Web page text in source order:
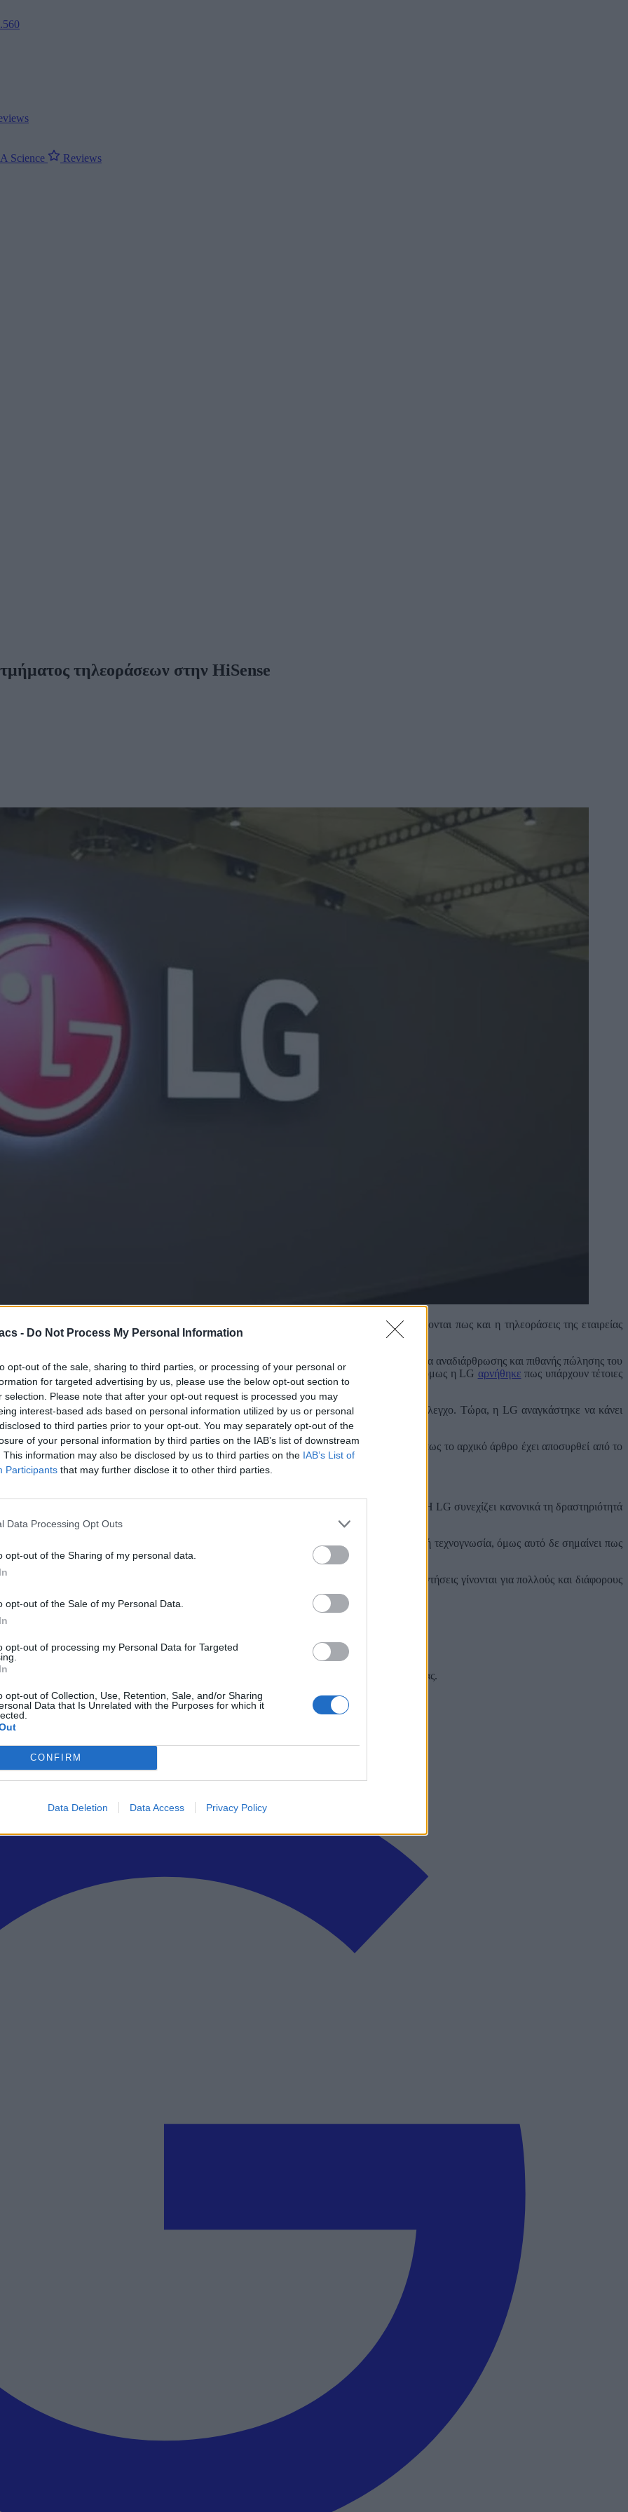
- Do Not Process My Personal Information
opt-out of the sale, sharing to third parties, or processing of your personal or
for targeted advertising by us, please use the below opt-out section to
selection. Please note that after your opt-out request is processed you may
interest-based ads based on personal information utilized by us or personal
to third parties prior to your opt-out. You may separately opt-out of the
of your personal information by third parties on the IAB’s list of downstream
This information may also be disclosed by us to third parties on the IAB’s List of
Participants that may further disclose it to other third parties.
Data Processing Opt Outs
opt-out of the Sharing of my personal data.
opt-out of the Sale of my Personal Data.
opt-out of processing my Personal Data for Targeted
opt-out of Collection, Use, Retention, Sale, and/or Sharing
Data that Is Unrelated with the Purposes for which it
CONFIRM
Data Deletion Data Access Privacy Policy
Science Reviews
τηλεοράσεων στην HiSense
για την πώληση του τμήματος τηλεοράσεων στην HiSense, με αρκετά μέσα να ισχυρίζονται πως και η τηλεοράσεις της εταιρείας
Κορέας, ανέφερε πως η LG είχε πρόσφατα συζητήσεις με την HiSense για πιθανά σχέδια αναδιάρθρωσης και πιθανής πώλησης του
της LG και στελέχη της HiSense συναντήθηκαν στο Πεκίνο για να συζητήσουν το θέμα, όμως η LG αρνήθηκε πως υπάρχουν τέτοιες
Sony στην TCL, για αυτό και αρκετοί έσπευσαν να αναδημοσιεύουν την είδηση χωρίς έλεγχο. Τώρα, η LG αναγκάστηκε να κάνει
πολύ γρήγορα.
απλά εικασίες, που έχουν σκοπό να παραπλανήσουν το κοινό. Παράλληλα, η LG τόνισε πως το αρχικό άρθρο έχει αποσυρθεί από το
παρά την μεγάλη άνοδο των κινεζικών εταιρειών όπως η TCL και η HiSense στον κλάδο. Η LG συνεχίζει κανονικά τη δραστηριότητά
εξακολουθεί να παραμένει πολύ δυνατή.
του τεχνολογικού κλάδου, έχοντας τεράστιες γραμμές παραγωγής, πολύ δυνατό R&D και πολλή τεχνογνωσία, όμως αυτό δε σημαίνει πως
επειδή το έκανε η Sony.
που βασίζονται σε μια συνάντηση που έγινε μεταξύ των δύο εταιρειών. Αυτές οι συναντήσεις γίνονται για πολλούς και διάφορους
όλα τα τεχνολογικά νέα, ή προσθέστε μας στον RSS feed reader και στα social media σας.